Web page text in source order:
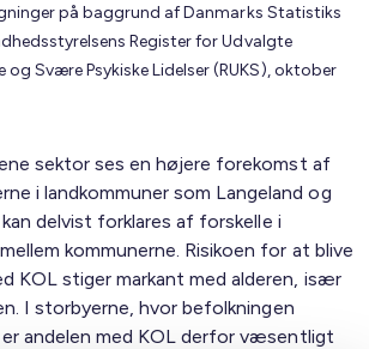
på baggrund af Danmarks Statistiks
Register for Udvalgte
Svære Psykiske Lidelser (RUKS), oktober
sektor ses en højere forekomst af
i landkommuner som Langeland og
delvist forklares af forskelle i
kommunerne. Risikoen for at blive
KOL stiger markant med alderen, især
I storbyerne, hvor befolkningen
andelen med KOL derfor væsentligt